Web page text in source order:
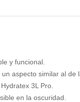
y funcional.
aspecto similar al de
3L Pro.
en la oscuridad.